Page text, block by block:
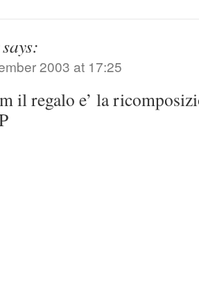
says:
2003 at 17:25
il regalo e’ la